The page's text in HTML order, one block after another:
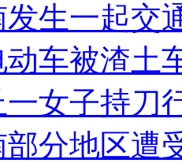
生一起交
动车被渣土
一女子持刀
部分地区遭